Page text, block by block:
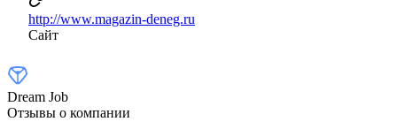
http://www.magazin-deneg.ru
Сайт
Dream Job
Отзывы о компании